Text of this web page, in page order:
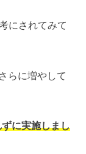
にされてみて
らに増やして
に実施しまし